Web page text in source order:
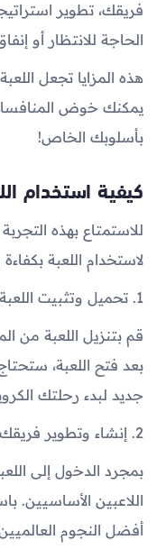
فريقك، تطوير
الحاجة للانتظار أو
هذه المزايا تجعل
يمكنك خوض
بأسلوبك الخاص!
كيفية استخدام
للاستمتاع بهذه
لاستخدام اللعبة
1. تحميل وتثبيت اللعبة
قم بتنزيل اللعبة من
بعد فتح اللعبة،
جديد لبدء رحلتك
2. إنشاء وتطوير فريقك
بمجرد الدخول إلى
اللاعبين الأساسيين.
أفضل النجوم